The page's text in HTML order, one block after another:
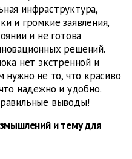
инфраструктура,
и громкие заявления,
и не готова
решений.
нет экстренной и
не то, что красиво
надежно и удобно.
выводы!
и тему для